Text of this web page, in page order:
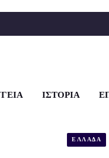
ΙΣΤΟΡΙΑ
ΕΛΛΑΔΑ